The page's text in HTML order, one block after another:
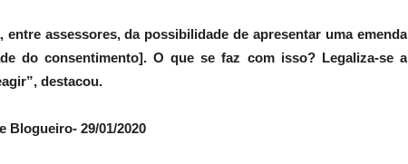
entre assessores, da possibilidade de apresentar uma emenda
do consentimento]. O que se faz com isso? Legaliza-se a
destacou.
Blogueiro- 29/01/2020